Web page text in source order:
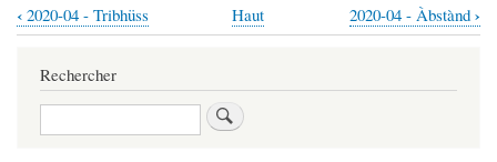
Liens
transversaux
livre
‹ 2020-04 - Tribhüss Haut 2020-04 - Àbstànd ›
Rechercher
Rechercher